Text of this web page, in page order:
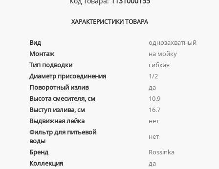
ХАРАКТЕРИСТИКИ ТОВАРА
Вид
однозахватный
Монтаж
на мойку
Тип подводки
гибкая
Диаметр присоединения
1/2
Поворотный излив
да
Высота смесителя, см
10.9
Выступ излива, см
16.7
Выдвижная лейка
нет
Фильтр для питьевой
воды
нет
Бренд
Rossinka
Коллекция
да
СМЕСИТЕЛИ НА БОРТ ВАННЫ
ТЕРМОСТАТИЧЕСКИЕ СМЕСИТЕЛИ
ЦВЕТНЫЕ СМЕСИТЕЛИ
УГЛОВЫЕ ВЕНТИЛЯ ДЛЯ СМЕСИТЕЛЕЙ
Сифоны
ДЛЯ ДУШЕВЫХ ПОДДОНОВ
ДЛЯ УМЫВАЛЬНИКОВ
Сушилки для рук
АВТОМАТИЧЕСКИЕ СУШИЛКИ ДЛЯ РУК
НАЖИМНЫЕ СУШИЛКИ ДЛЯ РУК
ПОГРУЖНЫЕ СУШИЛКИ ДЛЯ РУК
Умывальники
ДВОЙНЫЕ УМЫВАЛЬНИКИ
Унитазы
ПОДВЕСНЫЕ УНИТАЗЫ